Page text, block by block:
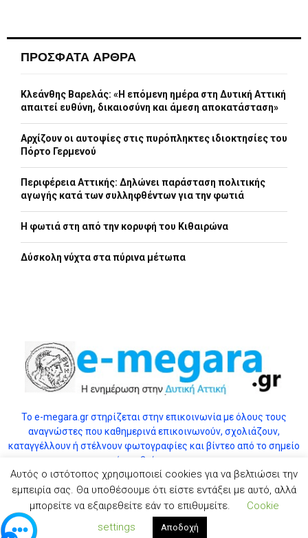
ΠΡΟΣΦΑΤΑ ΑΡΘΡΑ
Κλεάνθης Βαρελάς: «Η επόμενη ημέρα στη Δυτική Αττική
απαιτεί ευθύνη, δικαιοσύνη και άμεση αποκατάσταση»
Αρχίζουν οι αυτοψίες στις πυρόπληκτες ιδιοκτησίες του
Πόρτο Γερμενού
Περιφέρεια Αττικής: Δηλώνει παράσταση πολιτικής
αγωγής κατά των συλληφθέντων για την φωτιά
Η φωτιά στη από την κορυφή του Κιθαιρώνα
Δύσκολη νύχτα στα πύρινα μέτωπα
Το e-megara.gr στηρίζεται στην επικοινωνία με όλους τους
αναγνώστες που καθημερινά επικοινωνούν, σχολιάζουν,
καταγγέλλουν ή στέλνουν φωτογραφίες και βίντεο από το σημείο
όπου βρίσκονται.
Αποποίηση ευθύνης (εικόνες & διαγράμματα) Επικοινωνία
© 2025 E-
Megara.gr.
Όροι Χρήσης
Αυτός ο ιστότοπος χρησιμοποιεί cookies για να βελτιώσει την
εμπειρία σας. Θα υποθέσουμε ότι είστε εντάξει με αυτό, αλλά
μπορείτε να εξαιρεθείτε εάν το επιθυμείτε.
Cookie
settings
Αποδοχή